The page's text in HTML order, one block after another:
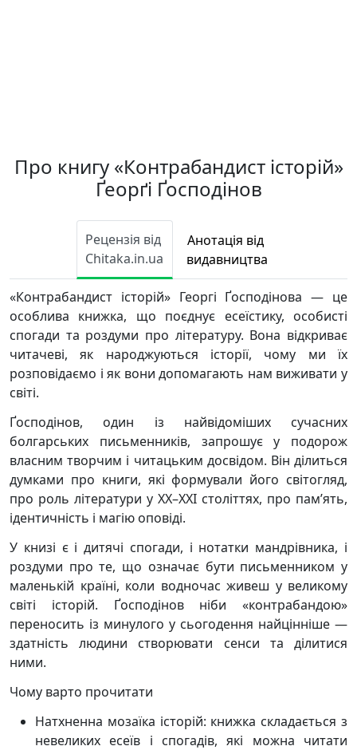
Про книгу «Контрабандист історій»
Ґеорґі Ґосподінов
Рецензія від
Chitaka.in.ua
Анотація від
видавництва
«Контрабандист історій» Георгі Ґосподінова — це
особлива книжка, що поєднує есеїстику, особисті
спогади та роздуми про літературу. Вона відкриває
читачеві, як народжуються історії, чому ми їх
розповідаємо і як вони допомагають нам виживати у
світі.
Ґосподінов, один із найвідоміших сучасних
болгарських письменників, запрошує у подорож
власним творчим і читацьким досвідом. Він ділиться
думками про книги, які формували його світогляд,
про роль літератури у ХХ–ХХІ століттях, про пам’ять,
ідентичність і магію оповіді.
У книзі є і дитячі спогади, і нотатки мандрівника, і
роздуми про те, що означає бути письменником у
маленькій країні, коли водночас живеш у великому
світі історій. Ґосподінов ніби «контрабандою»
переносить із минулого у сьогодення найцінніше —
здатність людини створювати сенси та ділитися
ними.
Чому варто прочитати
Натхненна мозаїка історій: книжка складається з
невеликих есеїв і спогадів, які можна читати